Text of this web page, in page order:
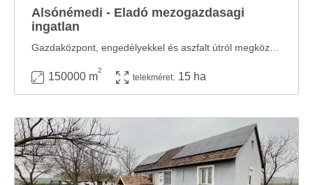
Alsónémedi - Eladó mezogazdasagi
ingatlan
150000 m
2
telekméret: 15 ha